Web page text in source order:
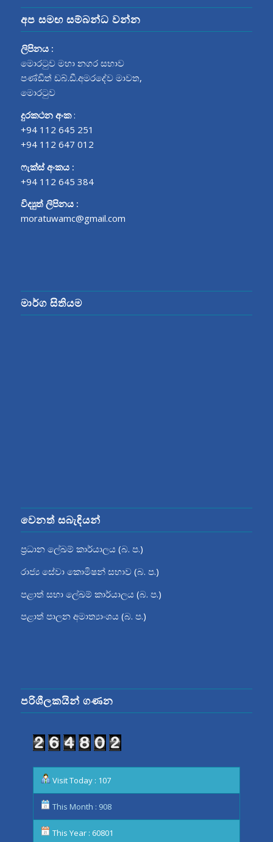
අප සමඟ සම්බන්ධ වන්න
ලිපිනය :
මොරටුව මහා නගර සභාව
පණ්ඩිත් ඩබ්.ඩී.අමරදේව මාවත‍,
මොරටුව
දුරකථන අංක:
+94 112 645 251
+94 112 647 012
ෆැක්ස් අංකය :
+94 112 645 384
විද්‍යුත් ලිපිනය :
moratuwamc@gmail.com
මාර්ග සිතියම
වෙනත් සබැඳියන්
ප්‍රධාන ලේඛම් කාර්යාලය (බ. ප.)
රාජ්‍ය සේවා කොමිෂන් සභාව (බ. ප.)
පළාත් සභා ලේඛම් කාර්යාලය (බ. ප.)
පළාත් පාලන අමාත්‍යාංශය (බ. ප.)
පරිශීලකයින් ගණන
Visit Today : 107
This Month : 908
This Year : 60801